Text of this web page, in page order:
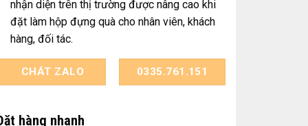
nhận diện trên thị trường được nâng cao khi
đặt làm hộp đựng quà cho nhân viên, khách
hàng, đối tác.
CHÁT ZALO 0335.761.151
hàng nhanh